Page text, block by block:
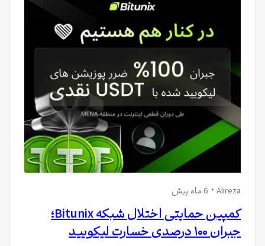
Alireza 6 ماه پیش
کمپین حمایتی اختلال شبکه Bitunix؛
جبران ۱۰۰ درصدی خسارت لیکویید